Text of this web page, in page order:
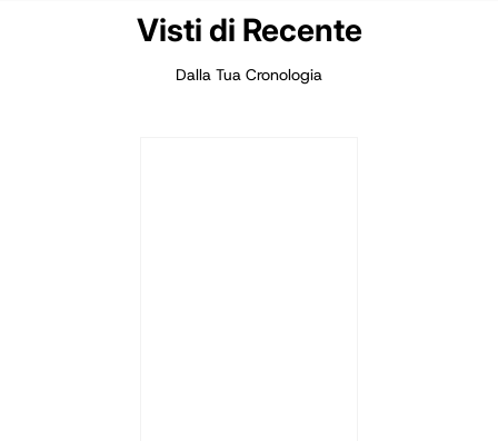
Visti di Recente
Dalla Tua Cronologia